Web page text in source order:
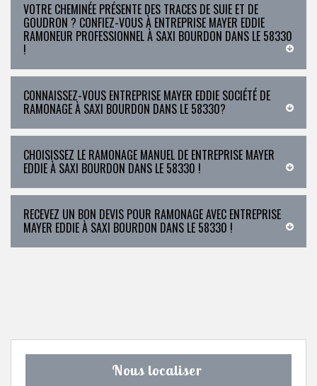
VOTRE CHEMINÉE PRÉSENTE DES TRACES DE SUIE ET DE
GOUDRON ? CONFIEZ-VOUS À ENTREPRISE MAYER EDDIE
RAMONEUR PROFESSIONNEL À SAXI BOURDON DANS LE 58330
!
CONNAISSEZ-VOUS ENTREPRISE MAYER EDDIE SOCIÉTÉ DE
RAMONAGE À SAXI BOURDON DANS LE 58330?
CHOISISSEZ LE RAMONAGE MANUEL DE ENTREPRISE MAYER
EDDIE À SAXI BOURDON DANS LE 58330 !
RECEVEZ UN BON DEVIS POUR RAMONAGE AVEC ENTREPRISE
MAYER EDDIE À SAXI BOURDON DANS LE 58330 !
Nous localiser